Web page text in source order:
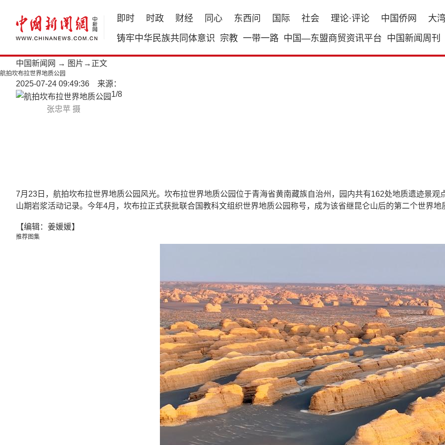
即时 时政 财经 同心 东西问 国际 社会 理论·评论 中国侨网
大
铸牢中华民族共同体意识 宗教 一带一路 中国—东盟商贸资讯平台 中国新闻周刊
中国新闻网 → 图片 →正文
航拍坎布拉世界地质公园
2025-07-24 09:49:36 来源：
张忠苹 摄
1/8
7月23日，航拍坎布拉世界地质公园风光。坎布拉世界地质公园位于青海省黄南藏族自治州，园内共有162处地质遗迹景
山期岩浆活动记录。今年4月，坎布拉正式获批联合国教科文组织世界地质公园称号，成为该省继昆仑山后的第二个世界地
【编辑：姜媛媛】
推荐图集